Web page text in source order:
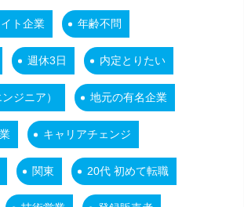
ト企業 年齢不問
週休3日 内定とりたい
ジニア） 地元の有名企業
キャリアチェンジ
関東 20代 初めて転職